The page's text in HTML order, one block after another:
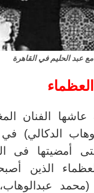
مع عبد الحليم في القاهرة
الفنان
الدكالي)
أمضيتها فى
الذين